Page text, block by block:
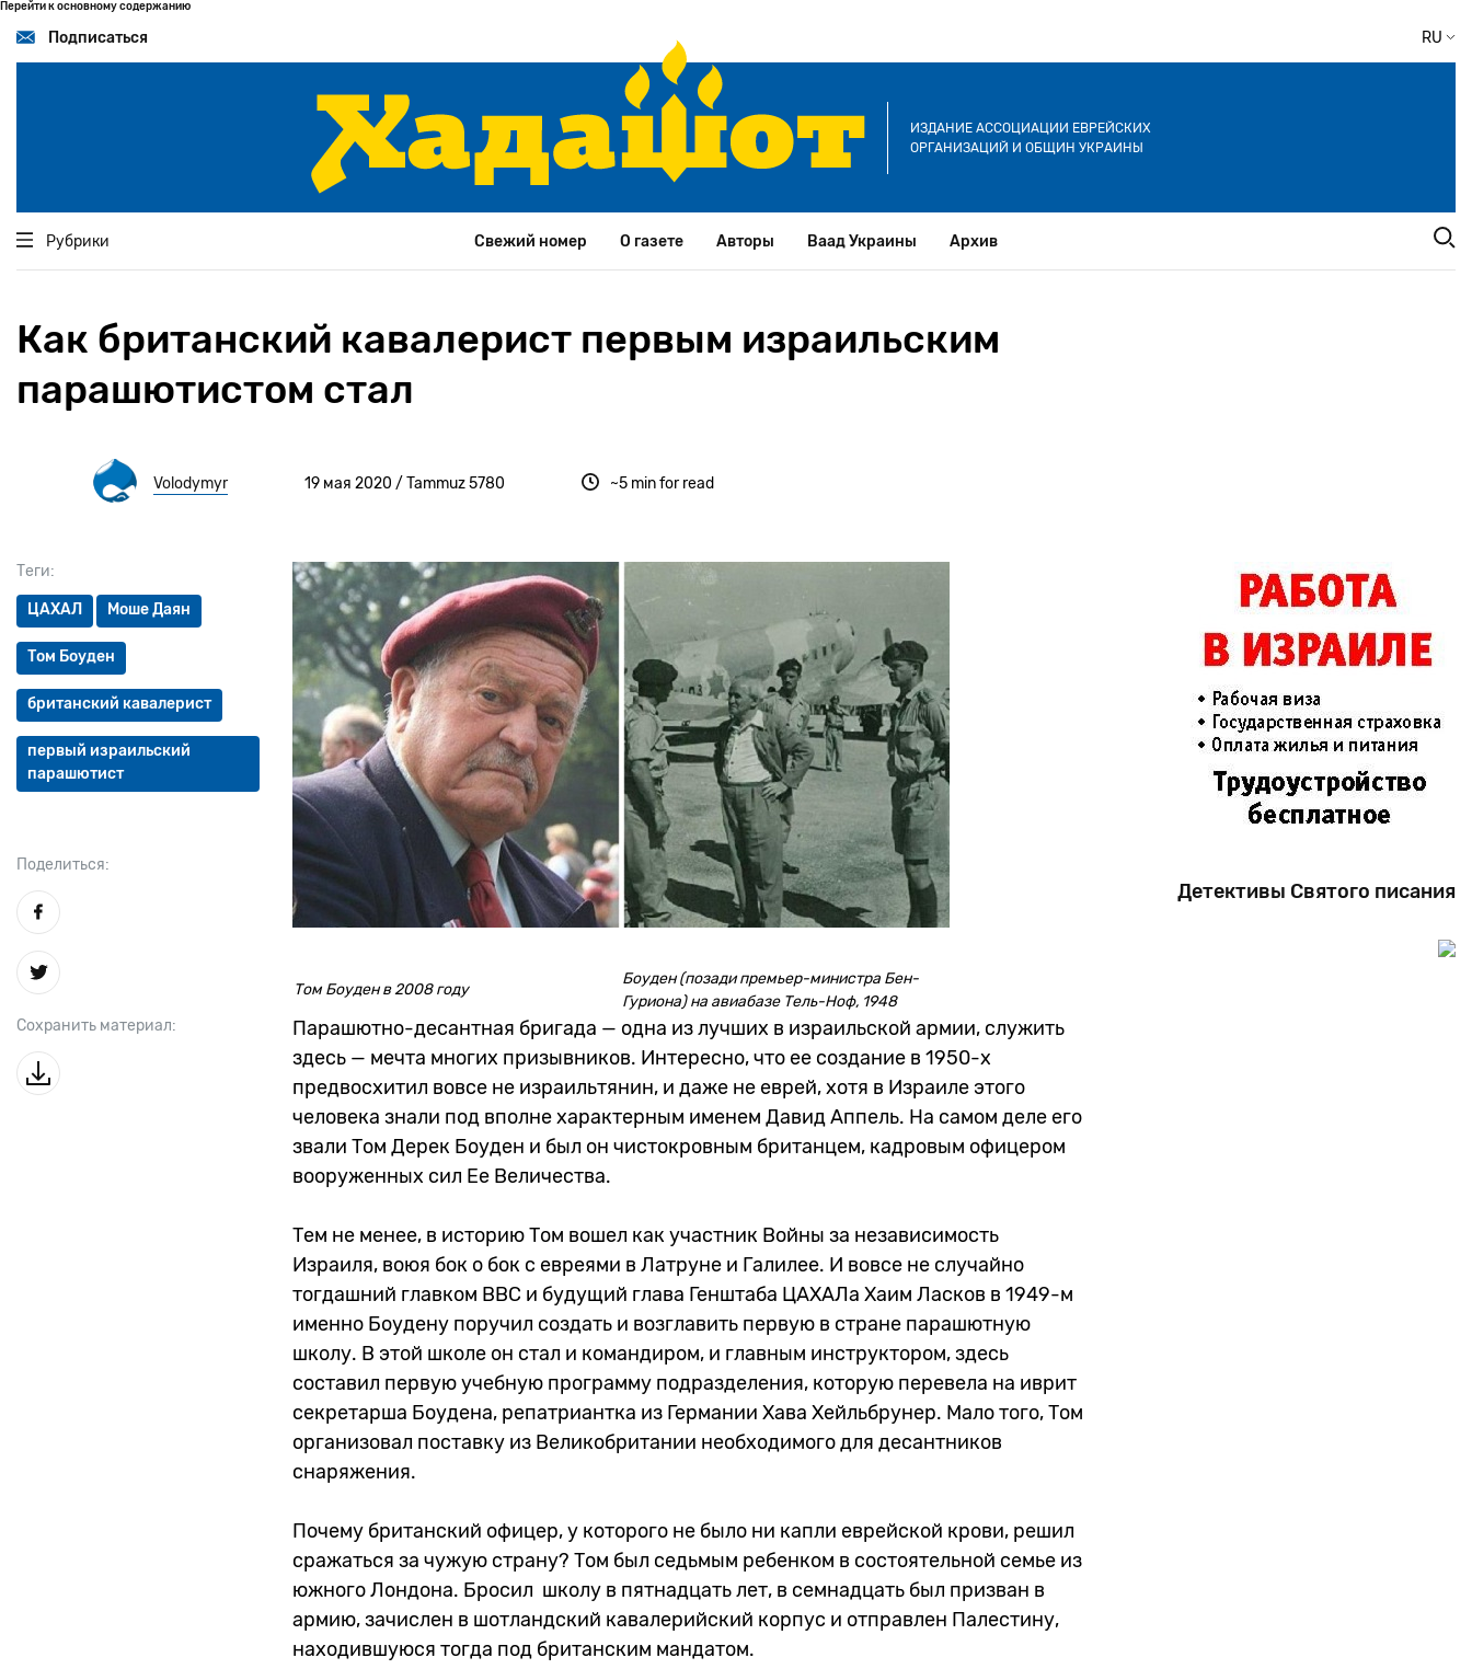
Перейти к основному содержанию
Подписаться RU
ИЗДАНИЕ АССОЦИАЦИИ ЕВРЕЙСКИХ
ОРГАНИЗАЦИЙ И ОБЩИН УКРАИНЫ
Рубрики Свежий номер О газете Авторы Ваад Украины Архив
Как британский кавалерист первым израильским
парашютистом стал
Volodymyr 19 мая 2020 / Tammuz 5780 ~5 min for read
Теги:
ЦАХАЛ Моше Даян
Том Боуден
британский кавалерист
первый израильский
парашютист
Поделиться:
Сохранить материал:
Том Боуден в 2008 году
Боуден (позади премьер-министра Бен-
Гуриона) на авиабазе Тель-Ноф, 1948
Парашютно-десантная бригада — одна из лучших в израильской армии, служить
здесь — мечта многих призывников. Интересно, что ее создание в 1950-х
предвосхитил вовсе не израильтянин, и даже не еврей, хотя в Израиле этого
человека знали под вполне характерным именем Давид Аппель. На самом деле его
звали Том Дерек Боуден и был он чистокровным британцем, кадровым офицером
вооруженных сил Ее Величества.
Тем не менее, в историю Том вошел как участник Войны за независимость
Израиля, воюя бок о бок с евреями в Латруне и Галилее. И вовсе не случайно
тогдашний главком ВВС и будущий глава Генштаба ЦАХАЛа Хаим Ласков в 1949-м
именно Боудену поручил создать и возглавить первую в стране парашютную
школу. В этой школе он стал и командиром, и главным инструктором, здесь
составил первую учебную программу подразделения, которую перевела на иврит
секретарша Боудена, репатриантка из Германии Хава Хейльбрунер. Мало того, Том
организовал поставку из Великобритании необходимого для десантников
снаряжения.
Почему британский офицер, у которого не было ни капли еврейской крови, решил
сражаться за чужую страну? Том был седьмым ребенком в состоятельной семье из
южного Лондона. Бросил школу в пятнадцать лет, в семнадцать был призван в
армию, зачислен в шотландский кавалерийский корпус и отправлен Палестину,
находившуюся тогда под британским мандатом.
Детективы Святого писания